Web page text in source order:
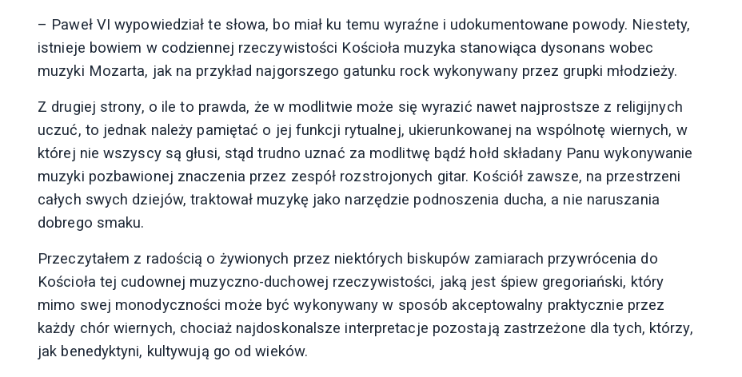
– Paweł VI wypowiedział te słowa, bo miał ku temu wyraźne i udokumentowane powody. Niestety,
istnieje bowiem w codziennej rzeczywistości Kościoła muzyka stanowiąca dysonans wobec
muzyki Mozarta, jak na przykład najgorszego gatunku rock wykonywany przez grupki młodzieży.
Z drugiej strony, o ile to prawda, że w modlitwie może się wyrazić nawet najprostsze z religijnych
uczuć, to jednak należy pamiętać o jej funkcji rytualnej, ukierunkowanej na wspólnotę wiernych, w
której nie wszyscy są głusi, stąd trudno uznać za modlitwę bądź hołd składany Panu wykonywanie
muzyki pozbawionej znaczenia przez zespół rozstrojonych gitar. Kościół zawsze, na przestrzeni
całych swych dziejów, traktował muzykę jako narzędzie podnoszenia ducha, a nie naruszania
dobrego smaku.
Przeczytałem z radością o żywionych przez niektórych biskupów zamiarach przywrócenia do
Kościoła tej cudownej muzyczno-duchowej rzeczywistości, jaką jest śpiew gregoriański, który
mimo swej monodyczności może być wykonywany w sposób akceptowalny praktycznie przez
każdy chór wiernych, chociaż najdoskonalsze interpretacje pozostają zastrzeżone dla tych, którzy,
jak benedyktyni, kultywują go od wieków.